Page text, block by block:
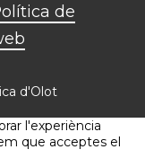
de
d'Olot
l'experiència
que acceptes el